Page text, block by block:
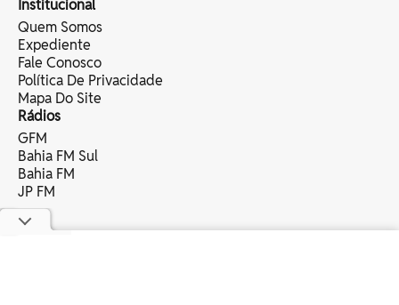
Institucional
Quem Somos
Expediente
Fale Conosco
Política De Privacidade
Mapa Do Site
Rádios
GFM
Bahia FM Sul
Bahia FM
JP FM